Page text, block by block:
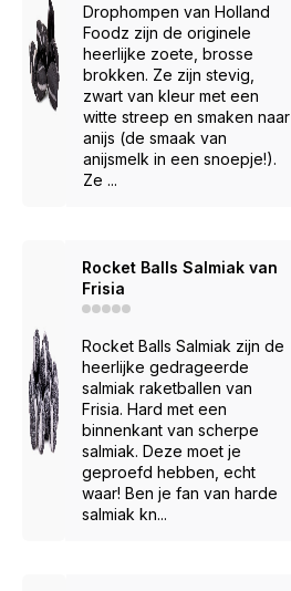
Drophompen van Holland
Foodz zijn de originele
heerlijke zoete, brosse
brokken. Ze zijn stevig,
zwart van kleur met een
witte streep en smaken naar
anijs (de smaak van
anijsmelk in een snoepje!).
Ze ...
Rocket Balls Salmiak van
Frisia
Rocket Balls Salmiak zijn de
heerlijke gedrageerde
salmiak raketballen van
Frisia. Hard met een
binnenkant van scherpe
salmiak. Deze moet je
geproefd hebben, echt
waar! Ben je fan van harde
salmiak kn...